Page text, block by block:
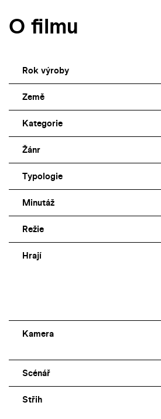
O filmu
Rok výroby
Země
Kategorie
Žánr
Typologie
Minutáž
Režie
Hrají
Kamera
Scénář
Střih